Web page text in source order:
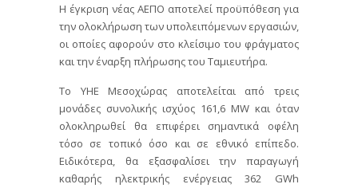
Η έγκριση νέας ΑΕΠΟ αποτελεί προϋπόθεση για
την ολοκλήρωση των υπολειπόμενων εργασιών,
οι οποίες αφορούν στο κλείσιμο του φράγματος
και την έναρξη πλήρωσης του Ταμιευτήρα.
Το ΥΗΕ Μεσοχώρας αποτελείται από τρεις
μονάδες συνολικής ισχύος 161,6 MW και όταν
ολοκληρωθεί θα επιφέρει σημαντικά οφέλη
τόσο σε τοπικό όσο και σε εθνικό επίπεδο.
Ειδικότερα, θα εξασφαλίσει την παραγωγή
καθαρής ηλεκτρικής ενέργειας 362 GWh